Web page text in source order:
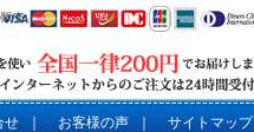
売
せ お客様の声 サイトマップ